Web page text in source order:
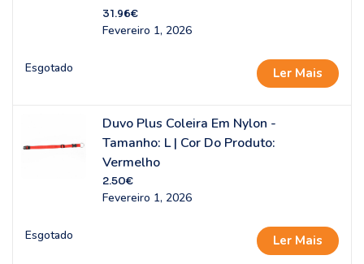
31.96€
Fevereiro 1, 2026
Esgotado Ler Mais
Duvo Plus Coleira Em Nylon -
Tamanho: L | Cor Do Produto:
Vermelho
2.50€
Fevereiro 1, 2026
Esgotado Ler Mais